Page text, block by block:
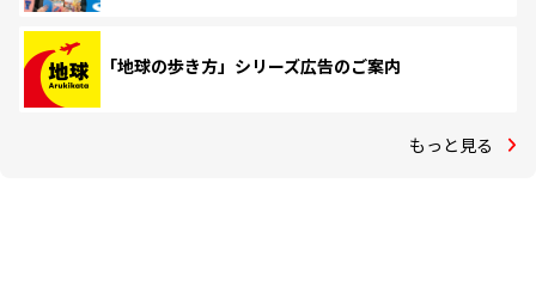
「地球の歩き方」シリーズ広告のご案内
もっと見る